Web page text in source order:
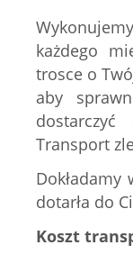
każdego
trosce o
aby
Transport
Dokładamy
dotarła do
Koszt